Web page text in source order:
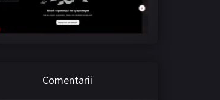
Comentarii